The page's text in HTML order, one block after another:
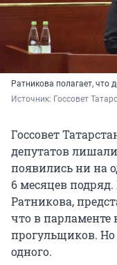
Ратникова полагает, что
Источник: Госсовет
Госсовет
депутатов
появились ни на
6 месяцев
Ратникова,
что в парламенте
прогульщиков.
одного.